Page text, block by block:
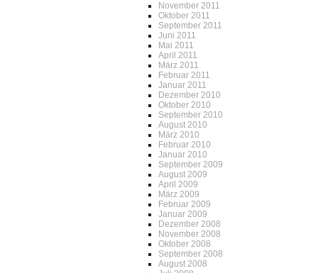
November 2011
Oktober 2011
September 2011
Juni 2011
Mai 2011
April 2011
März 2011
Februar 2011
Januar 2011
Dezember 2010
Oktober 2010
September 2010
August 2010
März 2010
Februar 2010
Januar 2010
September 2009
August 2009
April 2009
März 2009
Februar 2009
Januar 2009
Dezember 2008
November 2008
Oktober 2008
September 2008
August 2008